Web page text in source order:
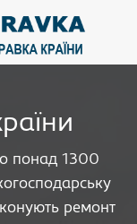
понад 1300
ремонт